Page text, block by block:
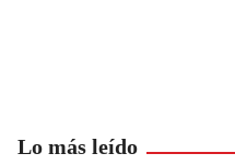
Lo más leído